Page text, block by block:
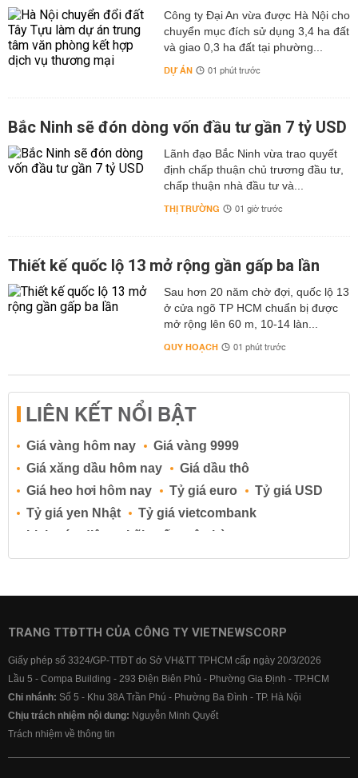
Công ty Đại An vừa được Hà Nội cho
chuyển mục đích sử dụng 3,4 ha đất
và giao 0,3 ha đất tại phường...
DỰ ÁN 01 phút trước
Bắc Ninh sẽ đón dòng vốn đầu tư gần 7 tỷ USD
Lãnh đạo Bắc Ninh vừa trao quyết
định chấp thuận chủ trương đầu tư,
chấp thuận nhà đầu tư và...
THỊ TRƯỜNG 01 giờ trước
Thiết kế quốc lộ 13 mở rộng gần gấp ba lần
Sau hơn 20 năm chờ đợi, quốc lộ 13
ở cửa ngõ TP HCM chuẩn bị được
mở rộng lên 60 m, 10-14 làn...
QUY HOẠCH 01 phút trước
LIÊN KẾT NỔI BẬT
Giá vàng hôm nay
Giá vàng 9999
Giá xăng dầu hôm nay
Giá dầu thô
Giá heo hơi hôm nay
Tỷ giá euro
Tỷ giá USD
Tỷ giá yen Nhật
Tỷ giá vietcombank
Lịch cúp điện
Lãi suất ngân hàng
Lãi suất tiết kiệm
Lãi suất tiền gửi
Lãi suất ngân hàng BIDV
Lãi suất ngân hàng Vietcombank
TRANG TTĐTTH CỦA CÔNG TY VIETNEWSCORP
Giấy phép số 3324/GP-TTĐT do Sở VH&TT TPHCM cấp ngày 20/3/2026
Lầu 5 - Compa Building - 293 Điện Biên Phủ - Phường Gia Định - TP.HCM
Chi nhánh: Số 5 - Khu 38A Trần Phú - Phường Ba Đình - TP. Hà Nội
Chịu trách nhiệm nội dung: Nguyễn Minh Quyết
Trách nhiệm về thông tin